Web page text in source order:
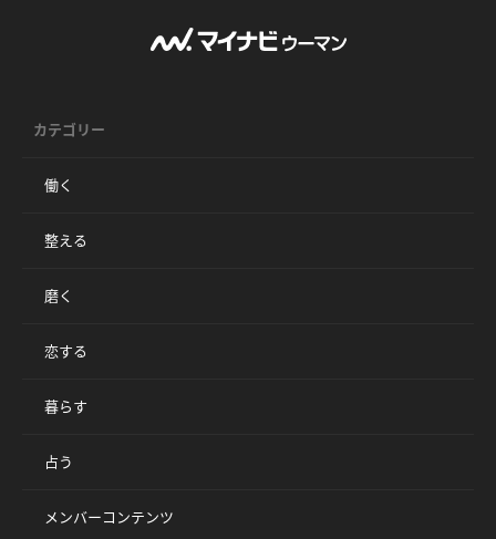
カテゴリー
働く
整える
磨く
恋する
暮らす
占う
メンバーコンテンツ